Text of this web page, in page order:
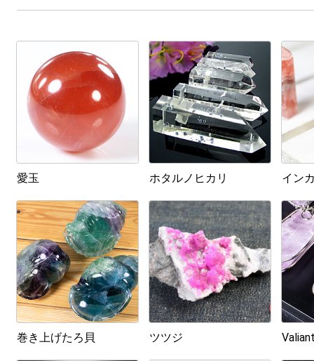
愛玉 ホタルノヒカリ イン
巻き上げたろ貝 ツツジ